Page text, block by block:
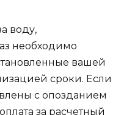
воду,
необходимо
вашей
сроки. Если
с опозданием
за расчетный